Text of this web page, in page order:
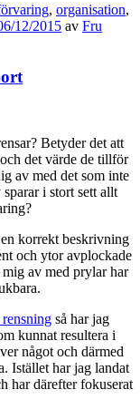
, organisation,
12/2015 av Fru
Betyder det att
det värde de tillför
av med det som inte
i stort sett allt
korrekt beskrivning
och ytor avplockade
av med prylar har
så har jag
kunnat resultera i
något och därmed
Istället har jag landat
har därefter fokuserat